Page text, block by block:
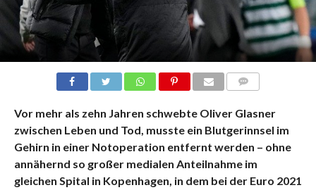
Vor mehr als zehn Jahren schwebte Oliver Glasner
zwischen Leben und Tod, musste ein Blutgerinnsel im
Gehirn in einer Notoperation entfernt werden – ohne
annähernd so großer medialen Anteilnahme im
gleichen Spital in Kopenhagen, in dem bei der Euro 2021